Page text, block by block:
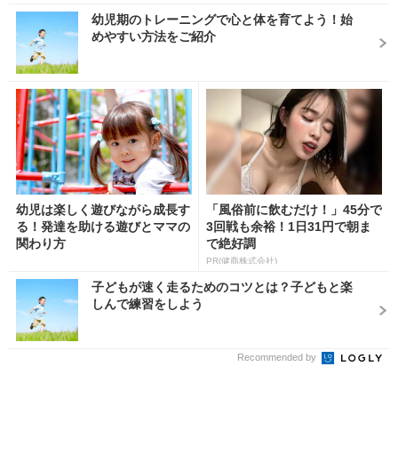
幼児期のトレーニングで心と体を育てよう！始
めやすい方法をご紹介
幼児は楽しく遊びながら成長す
る！発達を助ける遊びとママの
関わり方
「風俗前に飲むだけ！」45分で
3回戦も余裕！1日31円で朝ま
で絶好調
PR(健商株式会社)
子どもが速く走るためのコツとは？子どもと楽
しんで練習をしよう
Recommended by